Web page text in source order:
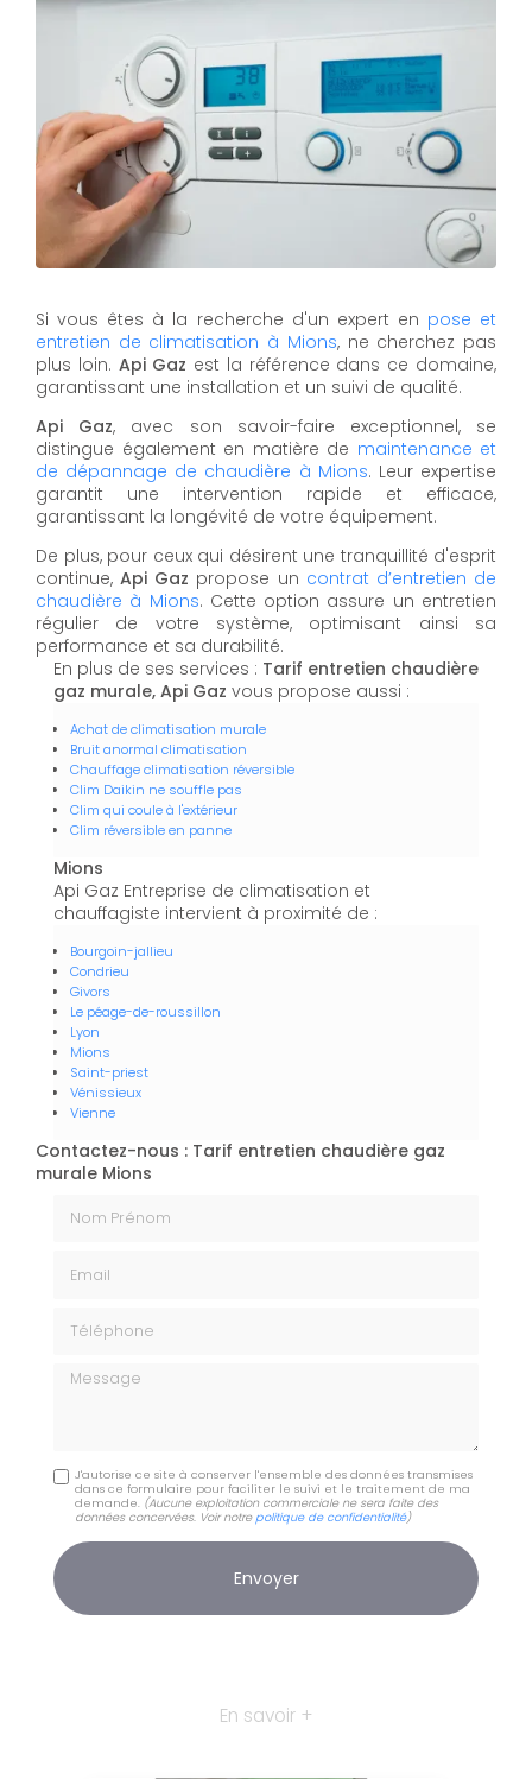
Si vous êtes à la recherche d'un expert en pose et
entretien de climatisation à Mions, ne cherchez pas
plus loin. Api Gaz est la référence dans ce domaine,
garantissant une installation et un suivi de qualité.
Api Gaz, avec son savoir-faire exceptionnel, se
distingue également en matière de maintenance et
de dépannage de chaudière à Mions. Leur expertise
garantit une intervention rapide et efficace,
garantissant la longévité de votre équipement.
De plus, pour ceux qui désirent une tranquillité d'esprit
continue,Api Gaz propose un contrat d’entretien de
chaudière à Mions. Cette option assure un entretien
régulier de votre système, optimisant ainsi sa
performance et sa durabilité.
En plus de ses services : Tarif entretien chaudière
gaz murale, Api Gaz vous propose aussi :
Achat de climatisation murale
Bruit anormal climatisation
Chauffage climatisation réversible
Clim Daikin ne souffle pas
Clim qui coule à l'extérieur
Clim réversible en panne
Mions
Api Gaz Entreprise de climatisation et
chauffagiste intervient à proximité de :
Bourgoin-jallieu
Condrieu
Givors
Le péage-de-roussillon
Lyon
Mions
Saint-priest
Vénissieux
Vienne
Contactez-nous : Tarif entretien chaudière gaz
murale Mions
Message
J'autorise ce site à conserver l'ensemble des données transmises
dans ce formulaire pour faciliter le suivi et le traitement de ma
demande. (Aucune exploitation commerciale ne sera faite des
données concervées. Voir notrepolitique de confidentialité)
En savoir +